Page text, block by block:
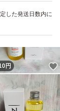
した発送日数内に
！
円